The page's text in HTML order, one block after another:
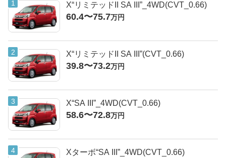
X“リミテッドII SA III”_4WD(CVT_0.66)
60.4〜75.7万円
X“リミテッドII SA III”(CVT_0.66)
39.8〜73.2万円
X“SA III”_4WD(CVT_0.66)
58.6〜72.8万円
Xターボ“SA III”_4WD(CVT_0.66)